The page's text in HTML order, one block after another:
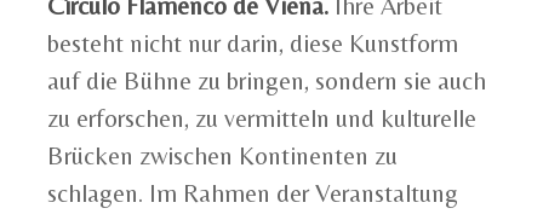
besteht nicht nur darin, diese Kunstform
auf die Bühne zu bringen, sondern sie auch
zu erforschen, zu vermitteln und kulturelle
Brücken zwischen Kontinenten zu
schlagen. Im Rahmen der Veranstaltung